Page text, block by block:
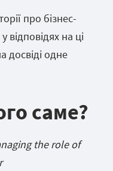
про бізнес-
відповідях на ці
досвіді одне
саме?
the role of